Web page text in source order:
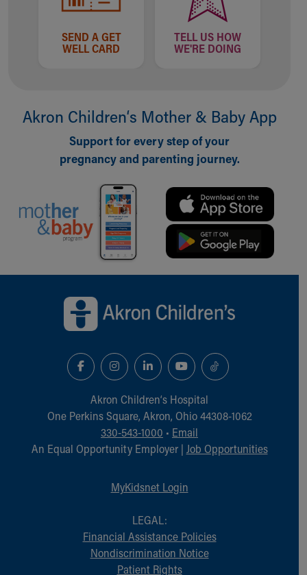
SEND A GET
WELL CARD
TELL US HOW
WE'RE DOING
Akron Children‘s Mother & Baby App
Support for every step of your
pregnancy and parenting journey.
Akron Children‘s Hospital
One Perkins Square, Akron, Ohio 44308-1062
330-543-1000 • Email
An Equal Opportunity Employer | Job Opportunities
MyKidsnet Login
LEGAL:
Financial Assistance Policies
Nondiscrimination Notice
Patient Rights